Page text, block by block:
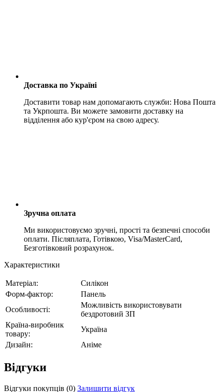
Доставка по Україні
Доставити товар нам допомагають служби: Нова Пошта
та Укрпошта. Ви можете замовити доставку на
відділення або кур'єром на свою адресу.
Зручна оплата
Ми використовуємо зручні, прості та безпечні способи
оплати. Післяплата, Готівкою, Visa/MasterCard,
Безготівковий розрахунок.
Характеристики
Матеріал:
Силікон
Форм-фактор:
Панель
Особливості:
Можливість використовувати
бездротовий ЗП
Країна-виробник
товару:
Україна
Дизайн:
Аніме
Відгуки
Відгуки покупців (0) Залишити відгук